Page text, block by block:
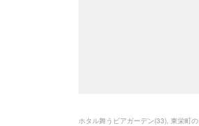
ホタル舞うビアガーデン(33) 東栄町